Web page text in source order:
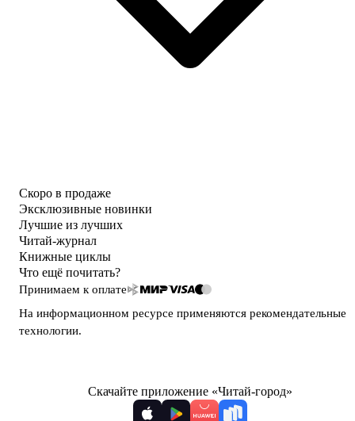
Скоро в продаже
Эксклюзивные новинки
Лучшие из лучших
Читай-журнал
Книжные циклы
Что ещё почитать?
Принимаем к оплате
На информационном ресурсе применяются рекомендательные
технологии.
Скачайте приложение «Читай-город»